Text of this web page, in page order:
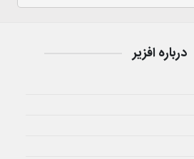
درباره افزیر